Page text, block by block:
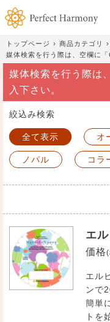
トップページ 商品カテゴリ
媒体検索を行う際は、空欄に
媒体検索を行う際は
入下さい。
絞込み検索
全て表示 オ
ノパル コラ
エ
価格
エル
ンで
簡単
トを